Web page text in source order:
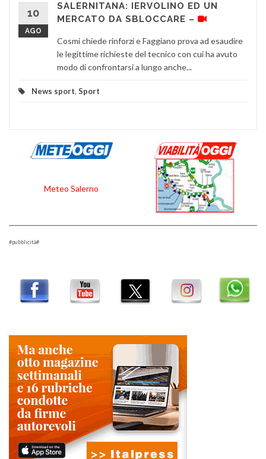
10
AGO
SALERNITANA: IERVOLINO ED UN
MERCATO DA SBLOCCARE –
Cosmi chiede rinforzi e Faggiano prova ad esaudire
le legittime richieste del tecnico con cui ha avuto
modo di confrontarsi a lungo anche...
News sport, Sport
Meteo Salerno
#pubblicità#